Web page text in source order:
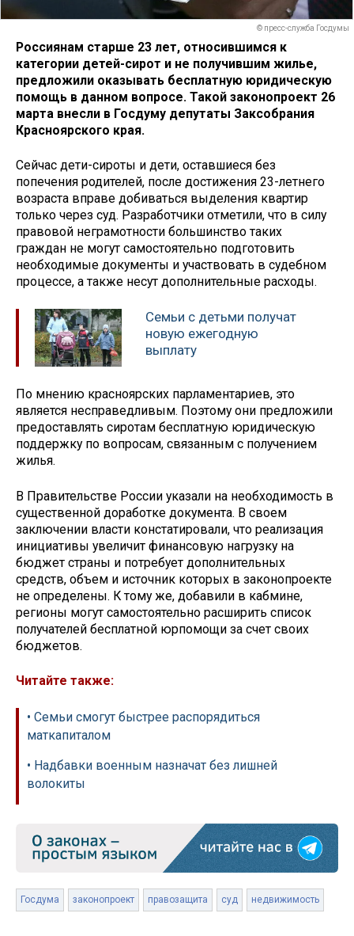
© пресс-служба Госдумы
Россиянам старше 23 лет, относившимся к
категории детей-сирот и не получившим жилье,
предложили оказывать бесплатную юридическую
помощь в данном вопросе. Такой законопроект 26
марта внесли в Госдуму депутаты Заксобрания
Красноярского края.
Сейчас дети-сироты и дети, оставшиеся без
попечения родителей, после достижения 23-летнего
возраста вправе добиваться выделения квартир
только через суд. Разработчики отметили, что в силу
правовой неграмотности большинство таких
граждан не могут самостоятельно подготовить
необходимые документы и участвовать в судебном
процессе, а также несут дополнительные расходы.
Семьи с детьми получат
новую ежегодную
выплату
По мнению красноярских парламентариев, это
является несправедливым. Поэтому они предложили
предоставлять сиротам бесплатную юридическую
поддержку по вопросам, связанным с получением
жилья.
В Правительстве России указали на необходимость в
существенной доработке документа. В своем
заключении власти констатировали, что реализация
инициативы увеличит финансовую нагрузку на
бюджет страны и потребует дополнительных
средств, объем и источник которых в законопроекте
не определены. К тому же, добавили в кабмине,
регионы могут самостоятельно расширить список
получателей бесплатной юрпомощи за счет своих
бюджетов.
Читайте также:
• Семьи смогут быстрее распорядиться
маткапиталом
• Надбавки военным назначат без лишней
волокиты
Госдума законопроект правозащита суд недвижимость